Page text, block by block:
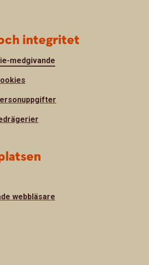
integritet
medgivande
webbläsare